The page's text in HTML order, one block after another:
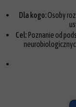
Dla kogo:Osoby
Cel:Poznanie od